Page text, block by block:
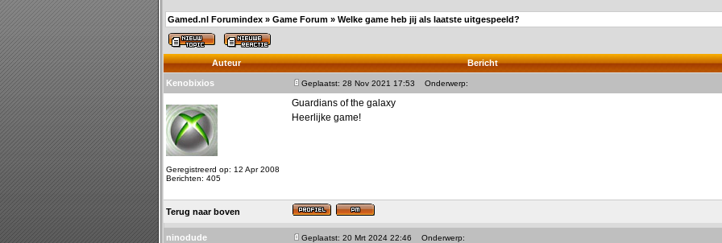
Gamed.nl Forumindex » Game Forum » Welke game heb jij als laatste uitgespeeld?
Auteur Bericht
Kenobixios Geplaatst: 28 Nov 2021 17:53 Onderwerp:
Geregistreerd op: 12 Apr 2008
Berichten: 405
Guardians of the galaxy
Heerlijke game!
Terug naar boven
ninodude Geplaatst: 20 Mrt 2024 22:46 Onderwerp: